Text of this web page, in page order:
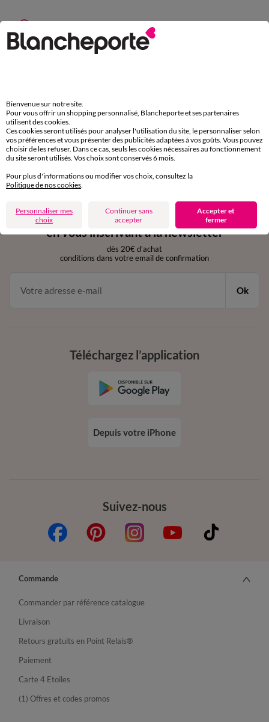
Payez plus tard ou en plusieurs fois
Retours gratuits
sous 30 jours avec Mondial Relay uniquement
Service clients
par chat et par téléphone
11€ Offerts
en vous inscrivant à la newsletter
dès 20€ d’achat
conditions dans votre email de confirmation
Ok
Suivez-nous
Téléchargez l’application
Depuis votre iPhone
Commande
Commander par référence catalogue
Livraison
Retours gratuits en Point Relais®
Paiement
Carte 4 Etoiles
(1) Offres et codes promos
Bienvenue sur notre site.
Pour vous offrir un shopping personnalisé, Blancheporte et ses partenaires
utilisent des cookies.
Ces cookies seront utilisés pour analyser l'utilisation du site, le personnaliser selon
vos préférences et vous présenter des publicités adaptées à vos goûts. Vous pouvez
choisir de les refuser. Dans ce cas, seuls les cookies nécessaires au fonctionnement
du site seront utilisés. Vos choix sont conservés 6 mois.
Pour plus d'informations ou modifier vos choix, consultez la
Politique de nos cookies.
Personnaliser mes
choix
Continuer sans
accepter
Accepter et
fermer